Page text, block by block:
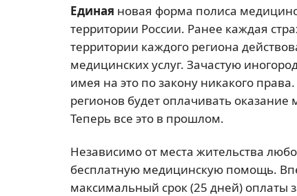
Единая новая форма полиса
территории России. Ранее каждая
территории каждого региона
медицинских услуг. Зачастую
имея на это по закону никакого
регионов будет оплачивать
Теперь все это в прошлом.
Независимо от места жительства
бесплатную медицинскую помощь.
максимальный срок (25 дней) оплаты